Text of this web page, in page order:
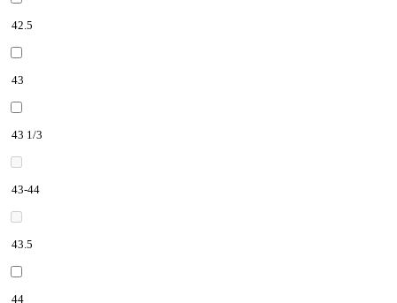
42.5
43
43 1/3
43-44
43.5
44